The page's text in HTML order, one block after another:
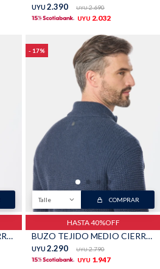
UYU 2.390 UYU 2.690
UYU 2.032
BUZO TEJIDO MEDIO CIERRE CON ESTRUCTURA - Azul
17
Talle COMPRAR
HASTA 40%OFF
BUZO TEJIDO MEDIO CIERRE CON ESTRUCTURA - Piedra
UYU 2.290 UYU 2.790
UYU 1.947